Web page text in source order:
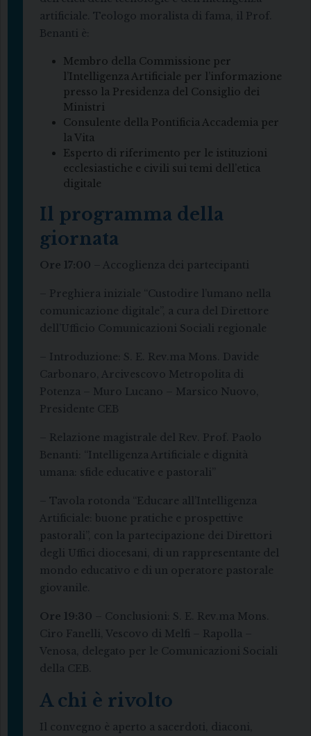
artificiale. Teologo moralista di fama, il Prof.
Benanti è:
Membro della Commissione per
l’Intelligenza Artificiale per l’informazione
presso la Presidenza del Consiglio dei
Ministri
Consulente della Pontificia Accademia per
la Vita
Esperto di riferimento per le istituzioni
ecclesiastiche e civili sui temi dell’etica
digitale
Il programma della
giornata
Ore 17:00 – Accoglienza dei partecipanti
– Preghiera iniziale “Custodire l’umano nella
comunicazione digitale”, a cura del Direttore
dell’Ufficio Comunicazioni Sociali regionale
– Introduzione: S. E. Rev.ma Mons. Davide
Carbonaro, Arcivescovo Metropolita di
Potenza – Muro Lucano – Marsico Nuovo,
Presidente CEB
– Relazione magistrale del Rev. Prof. Paolo
Benanti: “Intelligenza Artificiale e dignità
umana: sfide educative e pastorali”
– Tavola rotonda “Educare all’Intelligenza
Artificiale: buone pratiche e prospettive
pastorali”, con la partecipazione dei Direttori
degli Uffici diocesani, di un rappresentante del
mondo educativo e di un operatore pastorale
giovanile.
Ore 19:30 – Conclusioni: S. E. Rev.ma Mons.
Ciro Fanelli, Vescovo di Melfi – Rapolla –
Venosa, delegato per le Comunicazioni Sociali
della CEB.
A chi è rivolto
Il convegno è aperto a sacerdoti, diaconi,